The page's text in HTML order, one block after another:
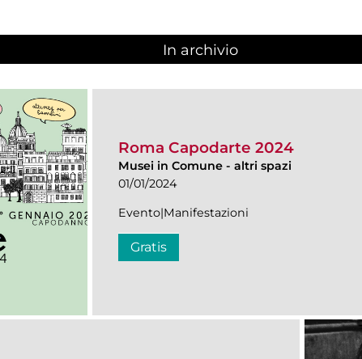
In archivio
Roma Capodarte 2024
Musei in Comune - altri spazi
01/01/2024
Evento|Manifestazioni
Gratis